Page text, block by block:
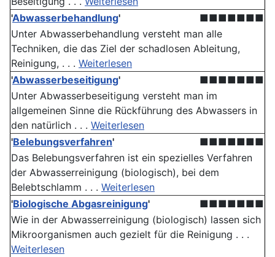
'Abwasserbehandlung'
■■■■■■■
Unter Abwasserbehandlung versteht man alle
Techniken, die das Ziel der schadlosen Ableitung,
Reinigung, . . . Weiterlesen
'Abwasserbeseitigung'
■■■■■■■
Unter Abwasserbeseitigung versteht man im
allgemeinen Sinne die Rückführung des Abwassers in
den natürlich . . . Weiterlesen
'Belebungsverfahren'
■■■■■■■
Das Belebungsverfahren ist ein spezielles Verfahren
der Abwasserreinigung (biologisch), bei dem
Belebtschlamm . . . Weiterlesen
'Biologische Abgasreinigung'
■■■■■■■
Wie in der Abwasserreinigung (biologisch) lassen sich
Mikroorganismen auch gezielt für die Reinigung . . .
Weiterlesen